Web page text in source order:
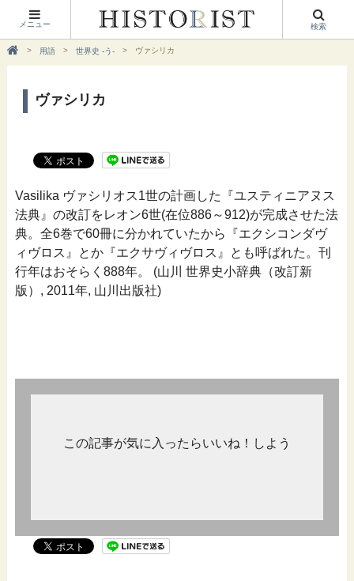
メニュー 検索
用語 世界史 -う- ヴァシリカ
ヴァシリカ
Vasilika ヴァシリオス1世の計画した『ユスティニアヌス
法典』の改訂をレオン6世(在位886～912)が完成させた法
典。全6巻で60冊に分かれていたから『エクシコンダヴ
ィヴロス』とか『エクサヴィヴロス』とも呼ばれた。刊
行年はおそらく888年。 (山川 世界史小辞典（改訂新
版）, 2011年, 山川出版社)
この記事が気に入ったらいいね！しよう